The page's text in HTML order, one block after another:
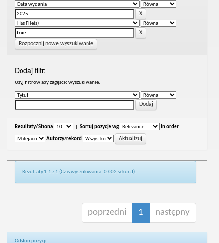
Rozpocznij nowe wyszukiwanie
Dodaj filtr:
Uzyj filtrów aby zagęścić wyszukiwanie.
Rezultaty/Strona Sortuj pozycje wg In order
Autorzy/rekord
Rezultaty 1-1 z 1 (Czas wyszukiwania: 0.002 sekund).
poprzedni 1 następny
Odsłon pozycji: